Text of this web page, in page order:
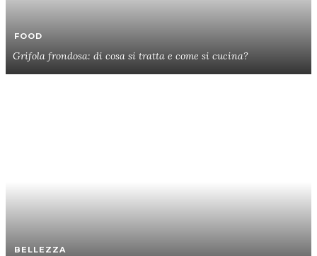
FOOD
Grifola frondosa: di cosa si tratta e come si cucina?
BELLEZZA